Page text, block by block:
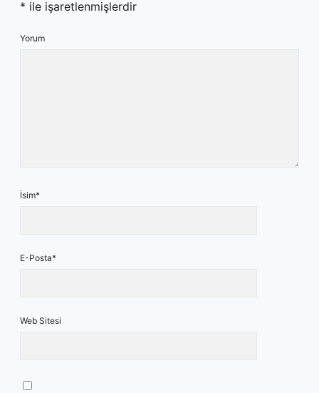
* ile işaretlenmişlerdir
Yorum
İsim*
E-Posta*
Web Sitesi